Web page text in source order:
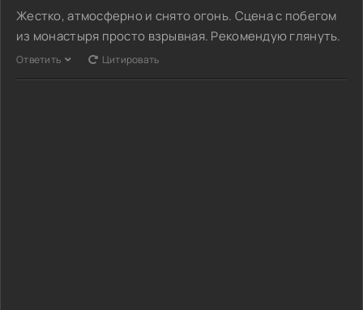
Жестко, атмосферно и снято огонь. Сцена с побегом
из монастыря просто взрывная. Рекомендую глянуть.
Ответить Цитировать